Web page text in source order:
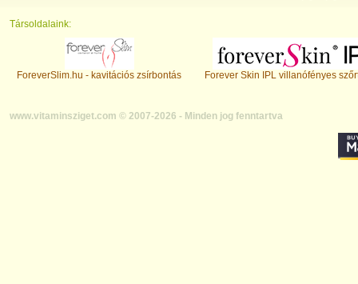
Társoldalaink:
ForeverSlim.hu - kavitációs zsírbontás Forever Skin IPL villanófényes
www.vitaminsziget.com © 2007-2026 - Minden jog fenntartva